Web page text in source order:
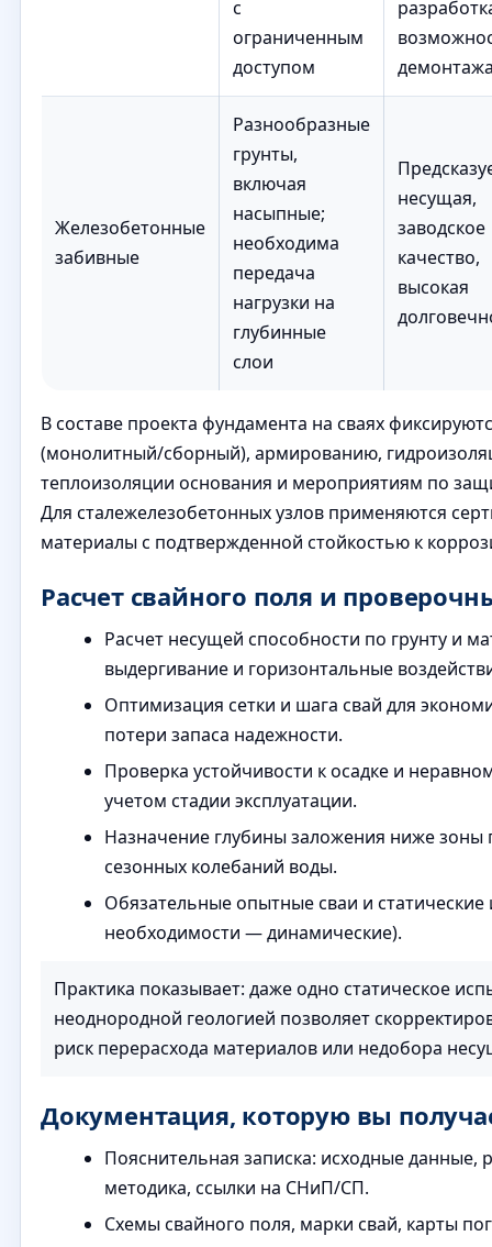
с
ограниченным
доступом
Железобетонные
забивные
Разнообразные
грунты,
включая
насыпные;
необходима
передача
нагрузки на
глубинные
слои
несущая,
заводское
качество,
высокая
В составе проекта фундамента на сваях
(монолитный/сборный), армированию,
теплоизоляции основания и мероприятиям по
Для сталежелезобетонных узлов применяются
материалы с подтвержденной стойкостью к
Расчет свайного поля и
Расчет несущей способности по грунту и
выдергивание и горизонтальные
Оптимизация сетки и шага свай для
потери запаса надежности.
Проверка устойчивости к осадке и
учетом стадии эксплуатации.
Назначение глубины заложения ниже зоны
сезонных колебаний воды.
Обязательные опытные сваи и
необходимости — динамические).
Практика показывает: даже одно статическое
неоднородной геологией позволяет
риск перерасхода материалов или недобора
Документация, которую вы
Пояснительная записка: исходные данные,
методика, ссылки на СНиП/СП.
Схемы свайного поля, марки свай, карты